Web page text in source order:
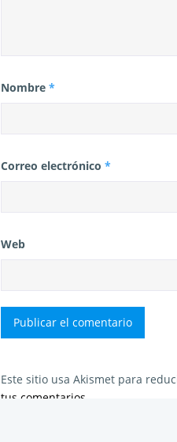
Nombre *
Correo electrónico *
Web
Este sitio usa Akismet para
tus comentarios.